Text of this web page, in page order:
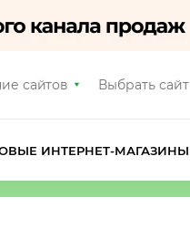
сайтов Выбрать сайт
ИНТЕРНЕТ-МАГАЗИНЫ